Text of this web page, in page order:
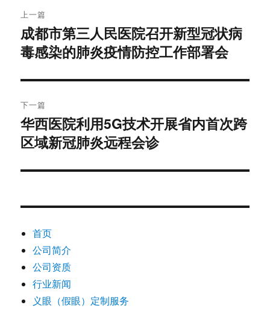
章
导
航
上一篇
上
篇
章：
成都市第三人民医院召开新型冠状病
毒感染的肺炎疫情防控工作部署会
下一篇
下
篇
章：
华西医院利用5G技术开展省内首次跨
区域新冠肺炎远程会诊
首页
公司简介
公司资质
行业新闻
义眼（假眼）定制服务